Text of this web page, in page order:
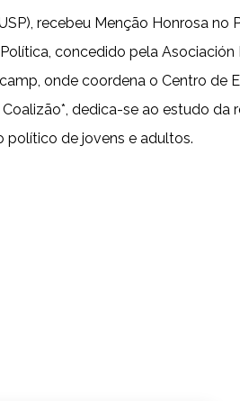
recebeu Menção Honrosa
concedido pela
onde coordena o Centro de
dedica-se ao estudo
de jovens e adultos.